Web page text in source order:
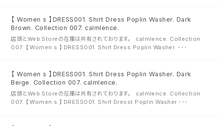
【 Women s 】DRESS001. Shirt Dress Poplin Washer. Dark
Brown. Collection 007. calmlence.
店頭とWeb Storeの在庫は共有されております。 calmlence. Collection
007. 【 Women s 】 DRESS001. Shirt Dress Poplin Washer. ･･･
【 Women s 】DRESS001. Shirt Dress Poplin Washer. Dark
Beige. Collection 007. calmlence.
店頭とWeb Storeの在庫は共有されております。 calmlence. Collection
007. 【 Women s 】 DRESS001. Shirt Dresst Poplin Washer.･･･